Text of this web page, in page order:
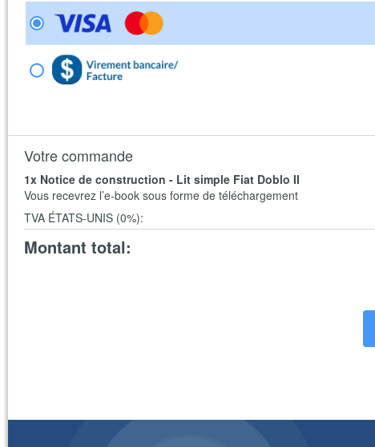
Votre commande
1x Notice de construction - Lit simple Fiat Doblo II
Vous recevrez l’e-book sous forme de téléchargement
TVA ÉTATS-UNIS (0%):
Montant total: